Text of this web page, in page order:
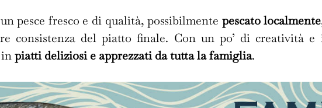
pesce fresco e di qualità, possibilmente pescato localmente
consistenza del piatto finale. Con un po’ di creatività
inpiatti deliziosi e apprezzati da tutta la famiglia.